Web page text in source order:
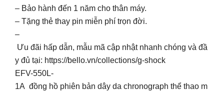
– Bảo hành đến 1 năm cho thân máy.
– Tặng thẻ thay pin miễn phí trọn đời.
–
Ưu đãi hấp dẫn, mẫu mã cập nhật nhanh chóng và đầ
y đủ tại: https://bello.vn/collections/g-shock
EFV-550L-
1A đồng hồ phiên bản dây da chronograph thể thao m